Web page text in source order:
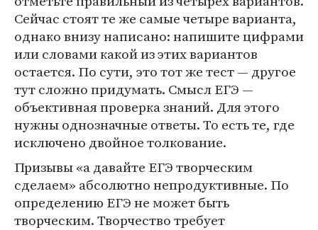
Сейчас стоят те же самые четыре варианта,
однако внизу написано: напишите цифрами
или словами какой из этих вариантов
остается. По сути, это тот же тест — другое
тут сложно придумать. Смысл ЕГЭ —
объективная проверка знаний. Для этого
нужны однозначные ответы. То есть те, где
исключено двойное толкование.
Призывы «а давайте ЕГЭ творческим
сделаем» абсолютно непродуктивные. По
определению ЕГЭ не может быть
творческим. Творчество требует